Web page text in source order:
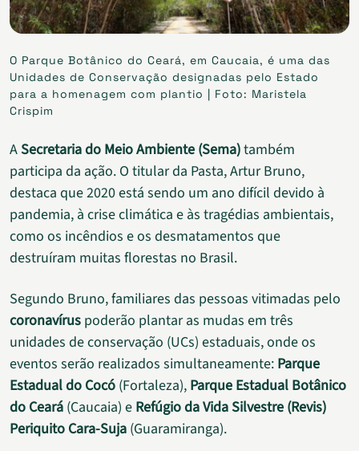
O Parque Botânico do Ceará, em Caucaia, é uma das
Unidades de Conservação designadas pelo Estado
para a homenagem com plantio | Foto: Maristela
Crispim
A Secretaria do Meio Ambiente (Sema)também
participa da ação. O titular da Pasta, Artur Bruno,
destaca que 2020 está sendo um ano difícil devido à
pandemia, à crise climática e às tragédias ambientais,
como os incêndios e os desmatamentos que
destruíram muitas florestas no Brasil.
Segundo Bruno, familiares das pessoas vitimadas pelo
coronavírus poderão plantar as mudas em três
unidades de conservação (UCs) estaduais, onde os
eventos serão realizados simultaneamente: Parque
Estadual do Cocó (Fortaleza), Parque Estadual Botânico
do Ceará (Caucaia) e Refúgio da Vida Silvestre (Revis)
Periquito Cara-Suja (Guaramiranga).